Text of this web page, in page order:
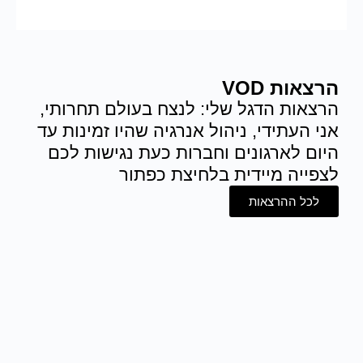
הרצאות VOD
הרצאות הדגל שלי: לנצח בעולם תחרותי,
אני העתידי, ניהול אנרגיה שהיו זמינות עד
היום לארגונים וחברות כעת נגישות לכם
לצפייה מיידית בלחיצת כפתור
לכל ההרצאות